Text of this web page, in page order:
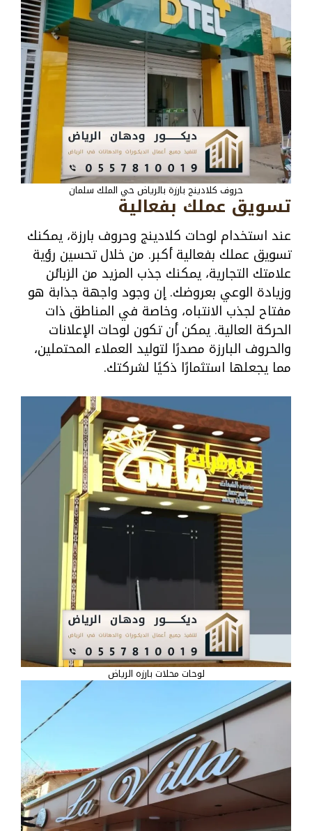
حروف كلادينج بارزة بالرياض حي الملك سلمان
تسويق عملك بفعالية
عند استخدام لوحات كلادينج وحروف بارزة، يمكنك
تسويق عملك بفعالية أكبر. من خلال تحسين رؤية
علامتك التجارية، يمكنك جذب المزيد من الزبائن
وزيادة الوعي بعروضك. إن وجود واجهة جذابة هو
مفتاح لجذب الانتباه، وخاصة في المناطق ذات
الحركة العالية. يمكن أن تكون لوحات الإعلانات
والحروف البارزة مصدرًا لتوليد العملاء المحتملين،
مما يجعلها استثمارًا ذكيًا لشركتك.
لوحات محلات بارزه الرياض